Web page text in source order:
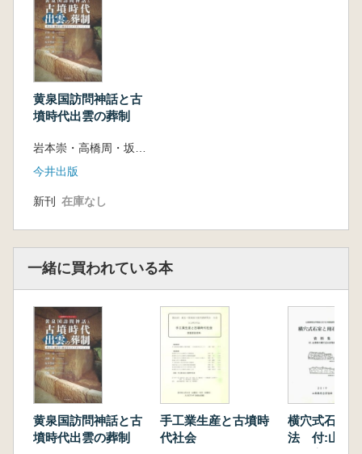
第3章 出土遺物
1 概 要 岩本 崇
2 銅 鏡
3 武 器
(1)鉄 鏃
(2)刀 剣 類
(1)方形鍬鋤先
(2)鉄 鎌
(4)鉄 鉇 磯貝 龍志・岩本 崇
(5)鉄 鑿 岩本 崇
(6)副葬状態の復元
5 赤色顔料
第4章 研 究
1 伯耆国分寺古墳に副葬された鏡の履
歴 岩本 崇
2 武器からみた伯耆国分寺古墳の年代
池淵 俊一
3 農工具からみた伯耆国分寺古墳 磯貝
龍志
4 伯耆国分寺古墳出土赤色顔料につい
黄泉国訪問神話と古
墳時代出雲の葬制
岩本崇・高橋周・坂本豊治・亀井淳志・古谷毅 著
今井出版
新刊 在庫なし
一緒に買われている本
黄泉国訪問神話と古
墳時代出雲の葬制
手工業生産と古墳時
代社会
横穴式石室
法 付:山梨